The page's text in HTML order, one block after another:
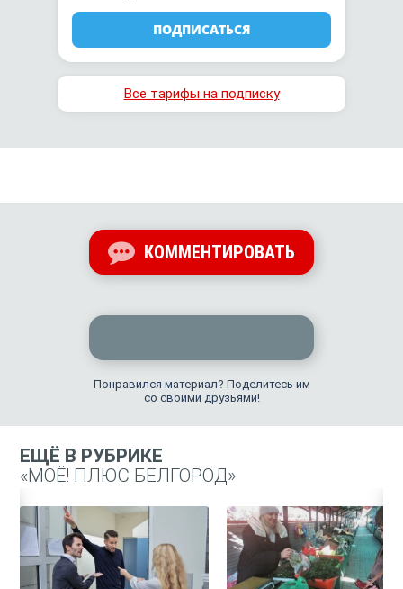
ПОДПИСАТЬСЯ
Все тарифы на подписку
КОММЕНТИРОВАТЬ
Понравился материал? Поделитесь им
со своими друзьями!
ЕЩЁ В РУБРИКЕ
«МОЁ! ПЛЮС БЕЛГОРОД»